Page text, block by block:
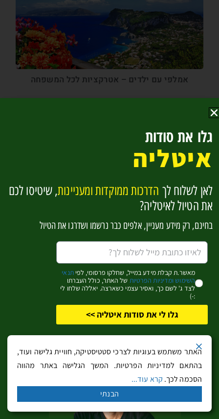
אמלפי עם ילדים – אטרקציות לכל המשפחה
הריביירה הטוסקנית – 5 מקומות לינה מעולים לנופש
עמודים מרכזיים
עמוד בית
צפון איטליה
רומא וטוסקנה
דרום איטליה
מסלולי טיול וטיפים ממטיילים
מי אנחנו
האתר משתמש בעוגיות לצרכי סטטיסטיקה, חוויית גלישה ועוד,
בהתאם למדיניות הפרטיות. המשך הגלישה באתר מהווה
הסכמה לכך. קרא עוד...
הבנתי
גלו את סודות
איטליה
לאן לשלוח לך הדרכות ממוקדות ומעניינות, שיטיסו לכם
את הטיול לאיטליה?
בחינם, רק מידע מעניין, אלפים כבר נרשמו ושדרגו את הטיול
מאשר.ת קבלת מידע במייל, שחלקו פרסומי, לפיתנאי
השימוש ומדיניות הפרטיות של האתר, כולל העברתו
לצד ג' לשם כך, ואסיר עצמי כשארצה. יאללה שלחו לי
:-)
גלו לי את סודות איטליה >>